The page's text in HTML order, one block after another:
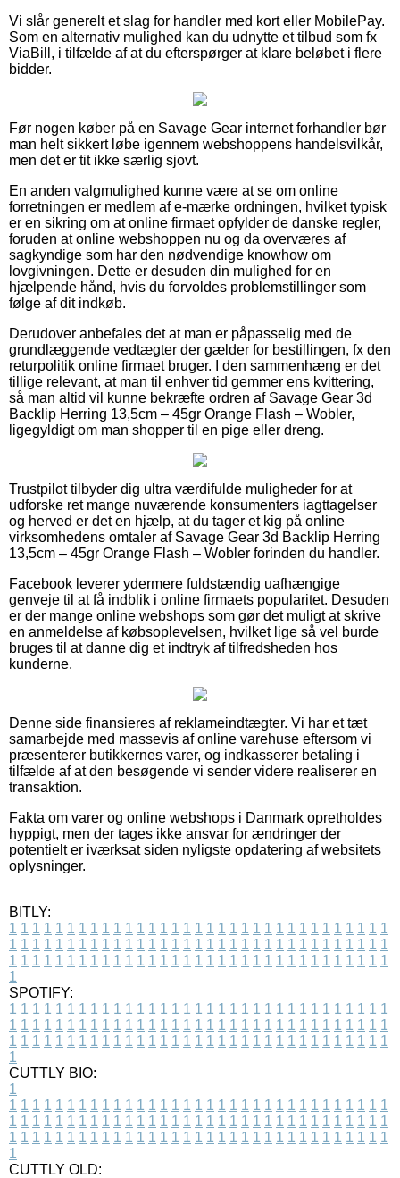
Vi slår generelt et slag for handler med kort eller MobilePay.
Som en alternativ mulighed kan du udnytte et tilbud som fx
ViaBill, i tilfælde af at du efterspørger at klare beløbet i flere
bidder.
Før nogen køber på en Savage Gear internet forhandler bør
man helt sikkert løbe igennem webshoppens handelsvilkår,
men det er tit ikke særlig sjovt.
En anden valgmulighed kunne være at se om online
forretningen er medlem af e-mærke ordningen, hvilket typisk
er en sikring om at online firmaet opfylder de danske regler,
foruden at online webshoppen nu og da overværes af
sagkyndige som har den nødvendige knowhow om
lovgivningen. Dette er desuden din mulighed for en
hjælpende hånd, hvis du forvoldes problemstillinger som
følge af dit indkøb.
Derudover anbefales det at man er påpasselig med de
grundlæggende vedtægter der gælder for bestillingen, fx den
returpolitik online firmaet bruger. I den sammenhæng er det
tillige relevant, at man til enhver tid gemmer ens kvittering,
så man altid vil kunne bekræfte ordren af Savage Gear 3d
Backlip Herring 13,5cm – 45gr Orange Flash – Wobler,
ligegyldigt om man shopper til en pige eller dreng.
Trustpilot tilbyder dig ultra værdifulde muligheder for at
udforske ret mange nuværende konsumenters iagttagelser
og herved er det en hjælp, at du tager et kig på online
virksomhedens omtaler af Savage Gear 3d Backlip Herring
13,5cm – 45gr Orange Flash – Wobler forinden du handler.
Facebook leverer ydermere fuldstændig uafhængige
genveje til at få indblik i online firmaets popularitet. Desuden
er der mange online webshops som gør det muligt at skrive
en anmeldelse af købsoplevelsen, hvilket lige så vel burde
bruges til at danne dig et indtryk af tilfredsheden hos
kunderne.
Denne side finansieres af reklameindtægter. Vi har et tæt
samarbejde med massevis af online varehuse eftersom vi
præsenterer butikkernes varer, og indkasserer betaling i
tilfælde af at den besøgende vi sender videre realiserer en
transaktion.
Fakta om varer og online webshops i Danmark opretholdes
hyppigt, men der tages ikke ansvar for ændringer der
potentielt er iværksat siden nyligste opdatering af websitets
oplysninger.
BITLY:
1 1 1 1 1 1 1 1 1 1 1 1 1 1 1 1 1 1 1 1 1 1 1 1 1 1 1 1 1 1 1 1 1
1 1 1 1 1 1 1 1 1 1 1 1 1 1 1 1 1 1 1 1 1 1 1 1 1 1 1 1 1 1 1 1 1
1 1 1 1 1 1 1 1 1 1 1 1 1 1 1 1 1 1 1 1 1 1 1 1 1 1 1 1 1 1 1 1 1
1
SPOTIFY:
1 1 1 1 1 1 1 1 1 1 1 1 1 1 1 1 1 1 1 1 1 1 1 1 1 1 1 1 1 1 1 1 1
1 1 1 1 1 1 1 1 1 1 1 1 1 1 1 1 1 1 1 1 1 1 1 1 1 1 1 1 1 1 1 1 1
1 1 1 1 1 1 1 1 1 1 1 1 1 1 1 1 1 1 1 1 1 1 1 1 1 1 1 1 1 1 1 1 1
1
CUTTLY BIO:
1
1 1 1 1 1 1 1 1 1 1 1 1 1 1 1 1 1 1 1 1 1 1 1 1 1 1 1 1 1 1 1 1 1
1 1 1 1 1 1 1 1 1 1 1 1 1 1 1 1 1 1 1 1 1 1 1 1 1 1 1 1 1 1 1 1 1
1 1 1 1 1 1 1 1 1 1 1 1 1 1 1 1 1 1 1 1 1 1 1 1 1 1 1 1 1 1 1 1 1
1
CUTTLY OLD: